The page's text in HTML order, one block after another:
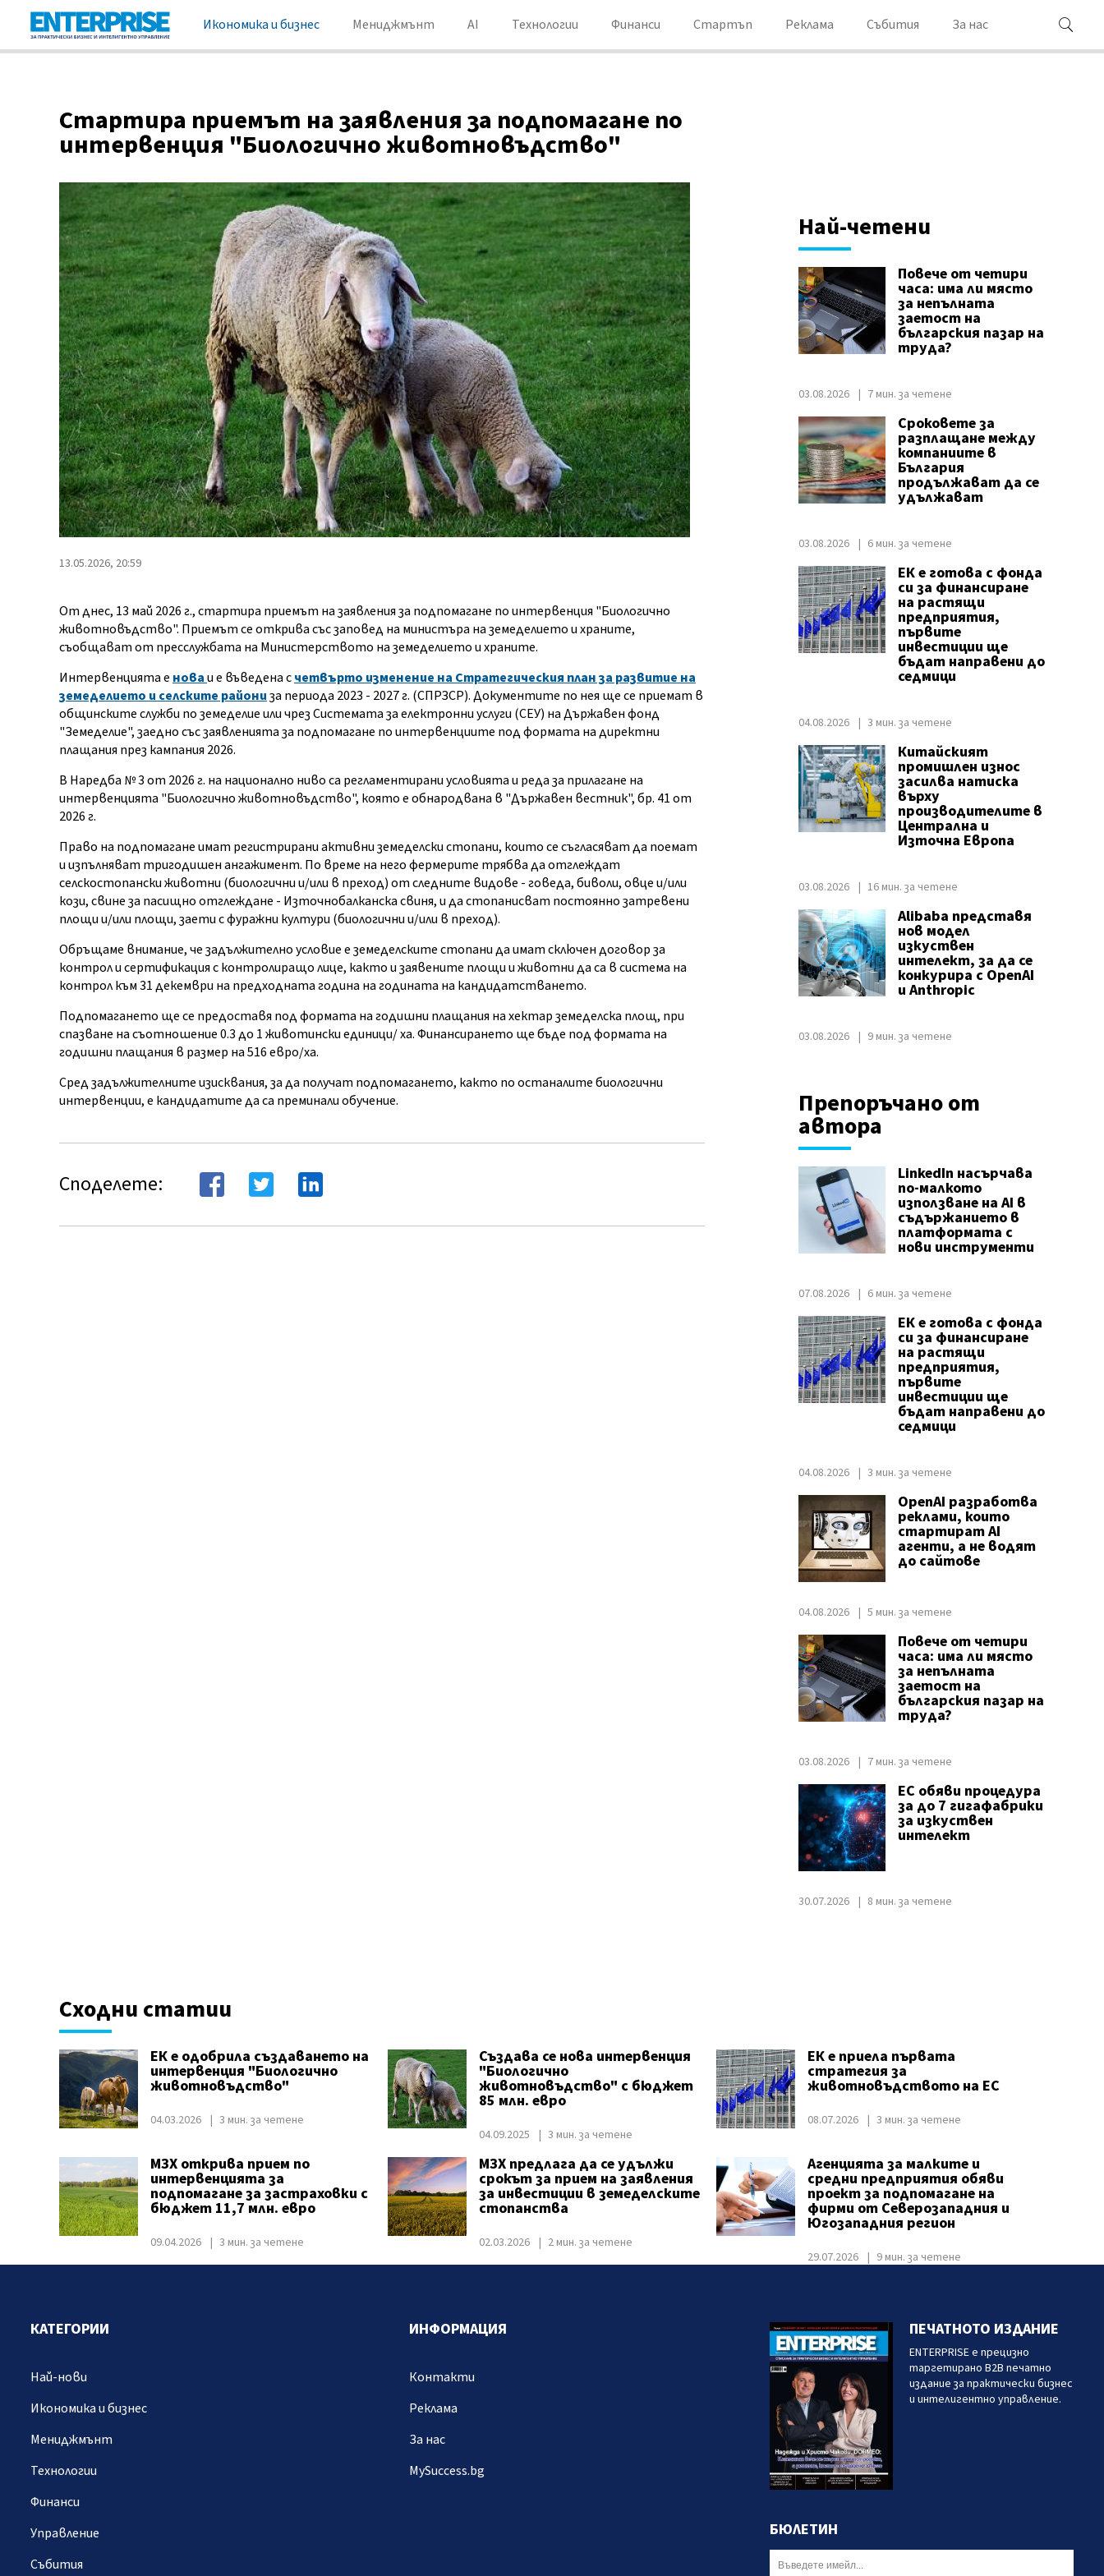
Икономика и бизнес Мениджмънт AI Технологии Финанси Стартъп Реклама Събития За нас
Стартира приемът на заявления за подпомагане по
интервенция "Биологично животновъдство"
13.05.2026, 20:59
От днес, 13 май 2026 г., стартира приемът на заявления за подпомагане по интервенция "Биологично
животновъдство". Приемът се открива със заповед на министъра на земеделието и храните,
съобщават от пресслужбата на Министерството на земеделието и храните.
Интервенцията е новаи е въведена счетвърто изменение на Стратегическия план за развитие на
земеделието и селските райониза периода 2023 - 2027 г. (СПРЗСР). Документите по нея ще се приемат в
общинските служби по земеделие или чрез Системата за електронни услуги (СЕУ) на Държавен фонд
"Земеделие", заедно със заявленията за подпомагане по интервенциите под формата на директни
плащания през кампания 2026.
В Наредба № 3 от 2026 г. на национално ниво са регламентирани условията и реда за прилагане на
интервенцията "Биологично животновъдство", която е обнародвана в "Държавен вестник", бр. 41 от
2026 г.
Право на подпомагане имат регистрирани активни земеделски стопани, които се съгласяват да поемат
и изпълняват тригодишен ангажимент. По време на него фермерите трябва да отглеждат
селскостопански животни (биологични и/или в преход) от следните видове - говеда, биволи, овце и/или
кози, свине за пасищно отглеждане - Източнобалканска свиня, и да стопанисват постоянно затревени
площи и/или площи, заети с фуражни култури (биологични и/или в преход).
Обръщаме внимание, че задължително условие е земеделските стопани да имат сключен договор за
контрол и сертификация с контролиращо лице, както и заявените площи и животни да са в система на
контрол към 31 декември на предходната година на годината на кандидатстването.
Подпомагането ще се предоставя под формата на годишни плащания на хектар земеделска площ, при
спазване на съотношение 0.3 до 1 животински единици/ ха. Финансирането ще бъде под формата на
годишни плащания в размер на 516 евро/ха.
Сред задължителните изисквания, за да получат подпомагането, както по останалите биологични
интервенции, е кандидатите да са преминали обучение.
Споделете:
Най-четени
Повече от четири
часа: има ли място
за непълната
заетост на
българския пазар на
труда?
03.08.2026 7 мин. за четене
Сроковете за
разплащане между
компаниите в
България
продължават да се
удължават
03.08.2026 6 мин. за четене
ЕК е готова с фонда
си за финансиране
на растящи
предприятия,
първите
инвестиции ще
бъдат направени до
седмици
04.08.2026 3 мин. за четене
Китайският
промишлен износ
засилва натиска
върху
производителите в
Централна и
Източна Европа
03.08.2026 16 мин. за четене
Alibaba представя
нов модел
изкуствен
интелект, за да се
конкурира с OpenAI
и Anthropic
03.08.2026 9 мин. за четене
Препоръчано от
автора
LinkedIn насърчава
по-малкото
използване на AI в
съдържанието в
платформата с
нови инструменти
07.08.2026 6 мин. за четене
ЕК е готова с фонда
си за финансиране
на растящи
предприятия,
първите
инвестиции ще
бъдат направени до
седмици
04.08.2026 3 мин. за четене
OpenAI разработва
реклами, които
стартират AI
агенти, а не водят
до сайтове
04.08.2026 5 мин. за четене
Повече от четири
часа: има ли място
за непълната
заетост на
българския пазар на
труда?
03.08.2026 7 мин. за четене
ЕС обяви процедура
за до 7 гигафабрики
за изкуствен
интелект
30.07.2026 8 мин. за четене
Сходни статии
ЕК е одобрила създаването на
интервенция "Биологично
животновъдство"
04.03.2026 3 мин. за четене
Създава се нова интервенция
"Биологично
животновъдство" с бюджет
85 млн. евро
04.09.2025 3 мин. за четене
ЕК е приела първата
стратегия за
животновъдството на ЕС
08.07.2026 3 мин. за четене
МЗХ открива прием по
интервенцията за
подпомагане за застраховки с
бюджет 11,7 млн. евро
09.04.2026 3 мин. за четене
МЗХ предлага да се удължи
срокът за прием на заявления
за инвестиции в земеделските
стопанства
02.03.2026 2 мин. за четене
Агенцията за малките и
средни предприятия обяви
проект за подпомагане на
фирми от Северозападния и
Югозападния регион
29.07.2026 9 мин. за четене
КАТЕГОРИИ
Най-нови
Икономика и бизнес
Мениджмънт
Технологии
Финанси
Управление
Събития
ИНФОРМАЦИЯ
Контакти
Реклама
За нас
MySuccess.bg
ПЕЧАТНОТО ИЗДАНИЕ
ENTERPRISE е прецизно
таргетирано B2B печатно
издание за практически бизнес
и интелигентно управление.
БЮЛЕТИН